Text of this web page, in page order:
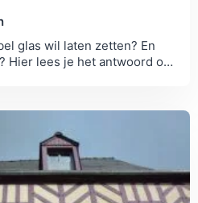
glas wil laten zetten? En
Hier lees je het antwoord op